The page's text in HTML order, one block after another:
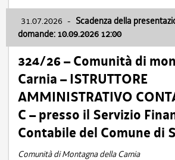
31.07.2026 - Scadenza della
domande: 10.09.2026 12:00
324/26 – Comunità di
Carnia – ISTRUTTORE
AMMINISTRATIVO
C – presso il Servizio
Contabile del Comune di
Comunità di Montagna della Carnia